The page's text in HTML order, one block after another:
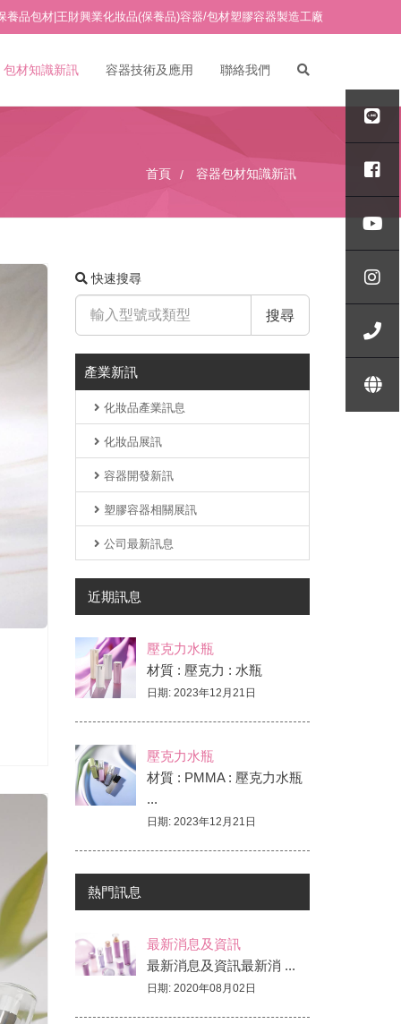
養品包材|王財興業化妝品(保養品)容器/包材塑膠容器製造工廠
PETG吹瓶/PETG塑膠吹瓶
API真空瓶專區
APL真空瓶專區
APS真空瓶專區
18牙 壓頭/噴頭
20牙 壓頭/噴頭
24牙 壓頭/噴頭
壓克力水瓶/真空瓶-A專區
壓克力水瓶/真空瓶-B專區
壓克力水瓶/真空瓶-B2專區
壓克力水瓶/真空瓶-BD專區
壓克力水瓶/真空瓶-BD2專區
壓克力水瓶/真空瓶-BDJ專區
壓克力水瓶/真空瓶-BDX專區
壓克力水瓶/真空瓶-BJ專區
壓克力水瓶/真空瓶-BK專區
壓克力水瓶/真空瓶-BX專區
壓克力水瓶/真空瓶-C專區
壓克力水瓶/真空瓶-D專區
壓克力水瓶/真空瓶-DX專區
壓克力水瓶/真空瓶-DE專區
壓克力水瓶/真空瓶-E4專區
壓克力水瓶/真空瓶-ED專區
壓克力水瓶/真空瓶-G專區
壓克力水瓶/真空瓶-GD專區
壓克力面霜瓶 A/B/C專區
壓克力面霜瓶 AE/BE/CE專區
壓克力面霜瓶 B2/B3/B4專區
壓克力面霜瓶 CO專區
壓克力面霜瓶 EJ專區
壓克力面霜瓶 EJR專區
壓克力面霜瓶 B2R專區
壓克力面霜瓶 D專區
包材知識新訊 容器技術及應用 聯絡我們
首頁 容器包材知識新訊
快速搜尋
搜尋
產業新訊
化妝品產業訊息
化妝品展訊
容器開發新訊
塑膠容器相關展訊
公司最新訊息
近期訊息
壓克力水瓶
材質 : 壓克力 : 水瓶
日期: 2023年12月21日
壓克力水瓶
材質 : PMMA : 壓克力水瓶
...
日期: 2023年12月21日
熱門訊息
最新消息及資訊
最新消息及資訊最新消 ...
日期: 2020年08月02日